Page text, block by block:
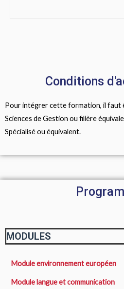
Conditions
Pour intégrer cette formation, il faut
Sciences de Gestion ou filière
Spécialisé ou équivalent.
MODULES
Module environnement européen
Module langue et communication